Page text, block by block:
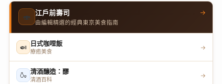
🍣 江戶前壽司
由編輯精選的經典東京美食指南
→
🍛 日式咖哩飯
療癒美食
→
🍶 清酒釀造：醪
清酒百科
→